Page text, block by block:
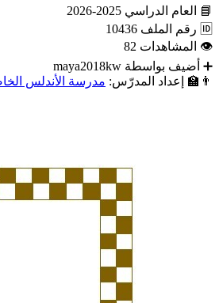
📘 العام الدراسي 2025-2026
🆔 رقم الملف 10436
👁 المشاهدات 82
➕ أضيف بواسطة maya2018kw
👨‍🏫
إعداد المدرّس: مدرسة الأندلس